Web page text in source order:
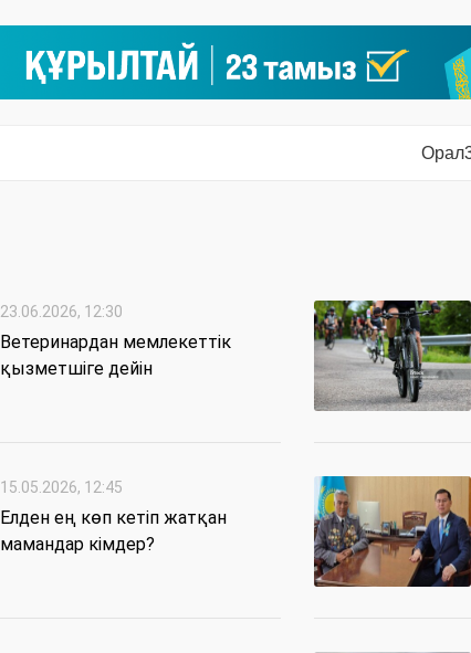
Орал
23.06.2026, 12:30
Ветеринардан мемлекеттік
қызметшіге дейін
15.05.2026, 12:45
Елден ең көп кетіп жатқан
мамандар кімдер?